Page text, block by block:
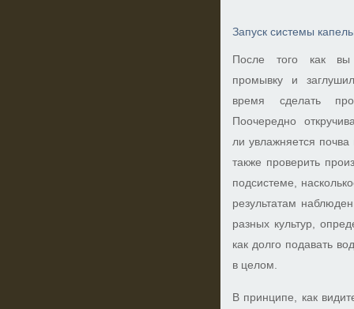
Запуск системы
После того как вы
промывку и
время сделать
Поочередно
ли увлажняется
также проверить
подсистеме,
результатам
разных культур,
как долго подавать
в целом.
В принципе, как